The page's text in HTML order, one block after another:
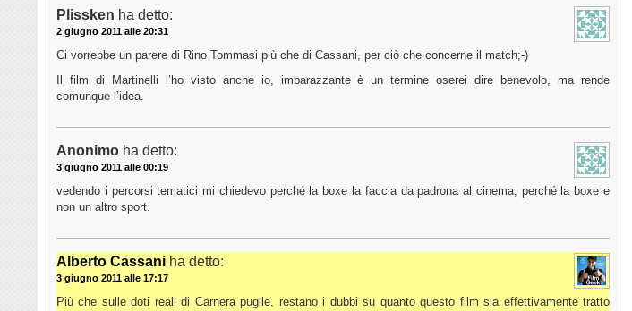
Plissken ha detto:
2 giugno 2011 alle 20:31
Ci vorrebbe un parere di Rino Tommasi più che di Cassani, per ciò che concerne il match;-)
Il film di Martinelli l’ho visto anche io, imbarazzante è un termine oserei dire benevolo, ma rende
comunque l’idea.
Anonimo ha detto:
3 giugno 2011 alle 00:19
vedendo i percorsi tematici mi chiedevo perché la boxe la faccia da padrona al cinema, perché la boxe e
non un altro sport.
Alberto Cassani ha detto:
3 giugno 2011 alle 17:17
Più che sulle doti reali di Carnera pugile, restano i dubbi su quanto questo film sia effettivamente tratto